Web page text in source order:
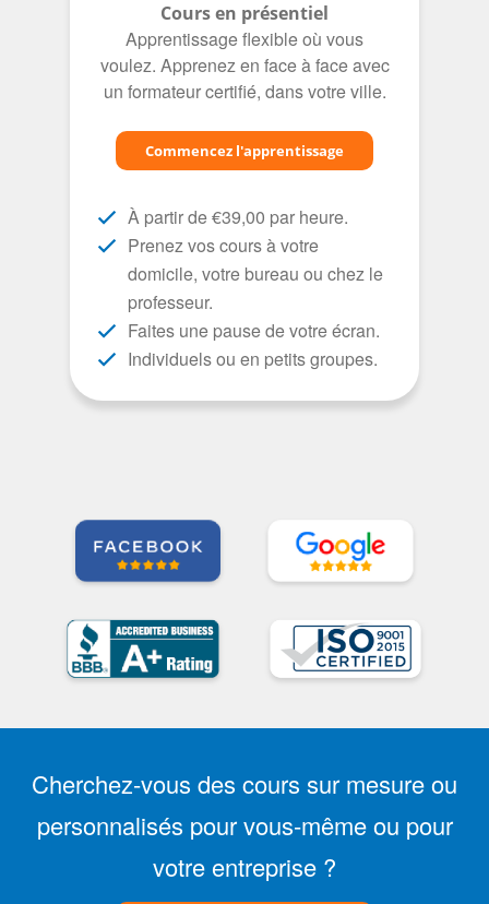
Cours en présentiel
Apprentissage flexible où vous
voulez. Apprenez en face à face avec
un formateur certifié, dans votre ville.
Commencez l'apprentissage
À partir de €39,00 par heure.
Prenez vos cours à votre
domicile, votre bureau ou chez le
professeur.
Faites une pause de votre écran.
Individuels ou en petits groupes.
Cherchez-vous des cours sur mesure ou
personnalisés pour vous-même ou pour
votre entreprise ?